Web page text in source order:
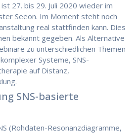
27. bis 29. Juli 2020 wieder im
Seeon. Im Moment steht noch
real stattfinden kann. Dies
bekannt gegeben. Als Alternative
zu unterschiedlichen Themen
Systeme, SNS-
auf Distanz,
SNS-basierte
(Rohdaten-Resonanzdiagramme,